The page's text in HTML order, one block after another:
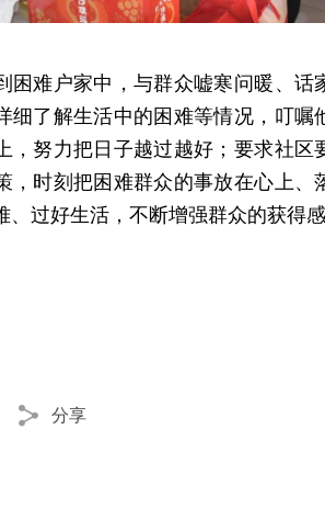
困难户家中，与群众嘘寒问暖、
细了解生活中的困难等情况，叮嘱
，努力把日子越过越好；要求社区
，时刻把困难群众的事放在心上、
、过好生活，不断增强群众的获得
分享